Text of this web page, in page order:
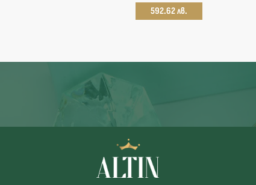
592.62 лв.